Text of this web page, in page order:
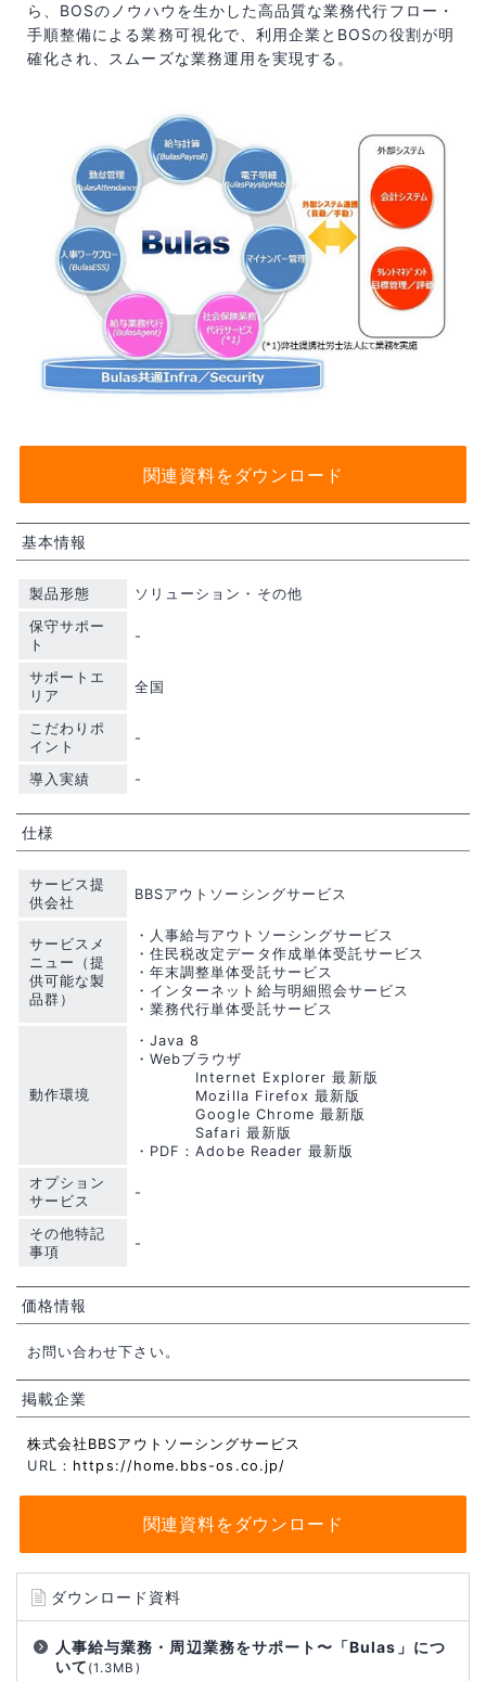
ら、BOSのノウハウを生かした高品質な業務代行フロー・
手順整備による業務可視化で、利用企業とBOSの役割が明
確化され、スムーズな業務運用を実現する。
関連資料をダウンロード
基本情報
製品形態
ソリューション・その他
保守サポー
ト
-
サポートエ
リア
全国
こだわりポ
イント
-
導入実績 -
仕様
サービス提
供会社
BBSアウトソーシングサービス
サービスメ
ニュー（提
供可能な製
品群）
・人事給与アウトソーシングサービス
・住民税改定データ作成単体受託サービス
・年末調整単体受託サービス
・インターネット給与明細照会サービス
・業務代行単体受託サービス
動作環境
・Java 8
・Webブラウザ
Internet Explorer 最新版
Mozilla Firefox 最新版
Google Chrome 最新版
Safari 最新版
・PDF：Adobe Reader 最新版
オプション
サービス
-
その他特記
事項
-
価格情報
お問い合わせ下さい。
掲載企業
株式会社BBSアウトソーシングサービス
URL： https://home.bbs-os.co.jp/
関連資料をダウンロード
ダウンロード資料
人事給与業務・周辺業務をサポート〜「Bulas」につ
いて (1.3MB)